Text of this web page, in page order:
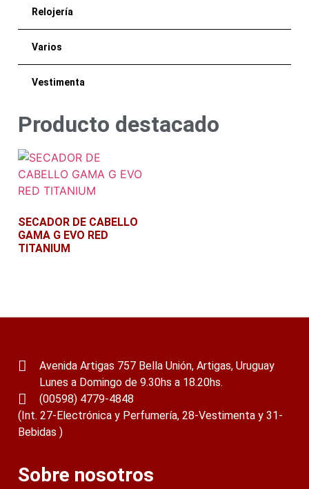
Relojería
Varios
Vestimenta
Producto destacado
SECADOR DE CABELLO
GAMA G EVO RED
TITANIUM
Avenida Artigas 757 Bella Unión, Artigas, Uruguay
Lunes a Domingo de 9.30hs a 18.20hs.
(00598) 4779-4848
(Int. 27-Electrónica y Perfumería, 28-Vestimenta y 31-
Bebidas )
Sobre nosotros